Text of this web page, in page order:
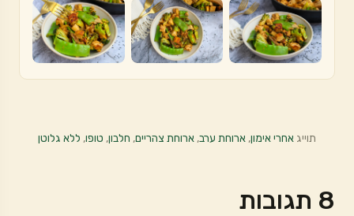
תוייג אחרי אימון, ארוחת ערב, ארוחת צהריים, חלבון, טופו, ללא גלוטן
8 תגובות